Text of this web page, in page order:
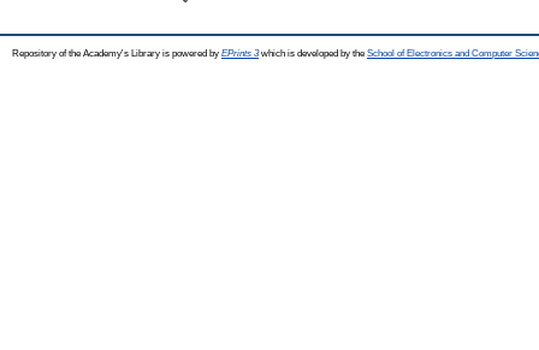
Repository of the Academy's Library is powered by EPrints 3which is developed by the School of Electronics and Computer